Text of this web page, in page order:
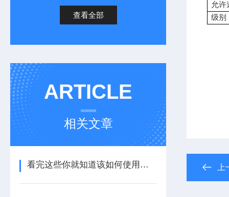
查看全部
ARTICLE
相关文章
看完这些你就知道该如何使用编程直流电源了
允许
级别